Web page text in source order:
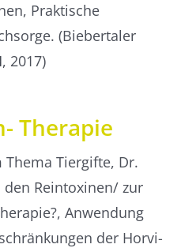
Praktische
(Biebertaler
2017)
Therapie
Tiergifte, Dr.
den Reintoxinen/ zur
Anwendung
der Horvi-